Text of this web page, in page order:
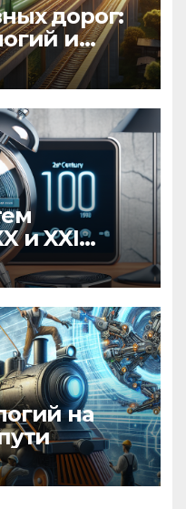
дорог:
и
и XXI
на